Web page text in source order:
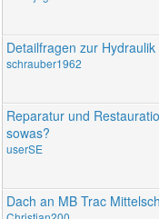
Detailfragen zur
schrauber1962
Reparatur und
sowas?
userSE
Dach an MB Trac